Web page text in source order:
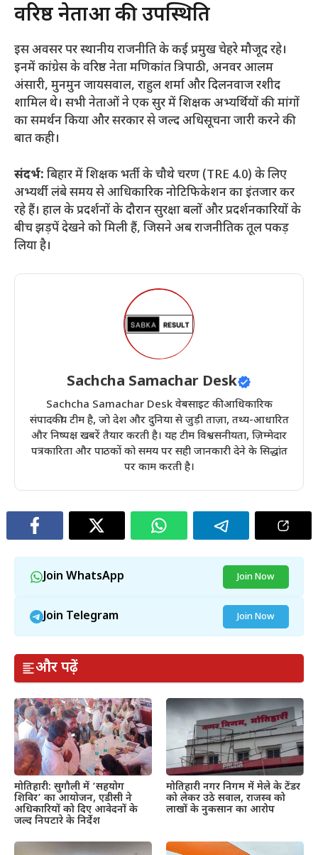
​वरिष्ठ नेताओं की उपस्थिति
​इस अवसर पर स्थानीय राजनीति के कई प्रमुख चेहरे मौजूद रहे।
इनमें कांग्रेस के वरिष्ठ नेता मणिकांत त्रिपाठी, अनवर आलम
अंसारी, मुनमुन जायसवाल, राहुल शर्मा और दिलनवाज रशीद
शामिल थे। सभी नेताओं ने एक सुर में शिक्षक अभ्यर्थियों की मांगों
का समर्थन किया और सरकार से जल्द अधिसूचना जारी करने की
बात कही।
संदर्भ: बिहार में शिक्षक भर्ती के चौथे चरण (TRE 4.0) के लिए
अभ्यर्थी लंबे समय से आधिकारिक नोटिफिकेशन का इंतजार कर
रहे हैं। हाल के प्रदर्शनों के दौरान सुरक्षा बलों और प्रदर्शनकारियों के
बीच झड़पें देखने को मिली हैं, जिसने अब राजनीतिक तूल पकड़
लिया है।
Sachcha Samachar Desk
Sachcha Samachar Desk वेबसाइट की आधिकारिक
संपादकीय टीम है, जो देश और दुनिया से जुड़ी ताज़ा, तथ्य-आधारित
और निष्पक्ष खबरें तैयार करती है। यह टीम विश्वसनीयता, ज़िम्मेदार
पत्रकारिता और पाठकों को समय पर सही जानकारी देने के सिद्धांत
पर काम करती है।
Join WhatsApp Join Now
Join Telegram Join Now
और पढ़ें
मोतिहारी: सुगौली में ‘सहयोग
शिविर’ का आयोजन, एडीसी ने
अधिकारियों को दिए आवेदनों के
जल्द निपटारे के निर्देश
मोतिहारी नगर निगम में मेले के टेंडर
को लेकर उठे सवाल, राजस्व को
लाखों के नुकसान का आरोप